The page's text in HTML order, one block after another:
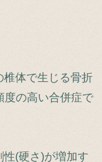
椎体で生じる骨折
度の高い合併症で
性(硬さ)が増加す